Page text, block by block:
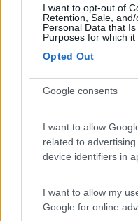
I want to opt-out of
Retention, Sale,
Personal Data that
Purposes for which it
Opted Out
Google consents
I want to allow
related to
device identifiers in
I want to allow my
Google for online
A 2 km a sud di Fano,
Fano (PU) - 71.4km
Via delle Breccie, 25 - fraz.